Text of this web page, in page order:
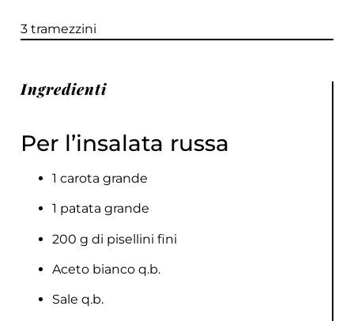
3 tramezzini
Ingredienti
Per l’insalata russa
1 carota grande
1 patata grande
200 g di pisellini fini
Aceto bianco q.b.
Sale q.b.